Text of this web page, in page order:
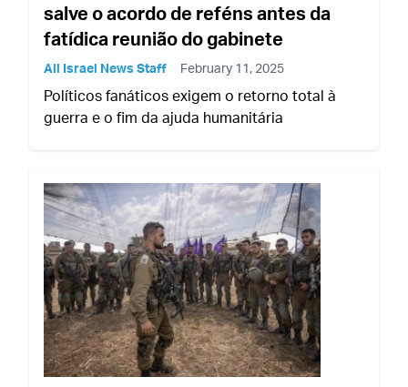
salve o acordo de reféns antes da
fatídica reunião do gabinete
All Israel News Staff February 11, 2025
Políticos fanáticos exigem o retorno total à
guerra e o fim da ajuda humanitária